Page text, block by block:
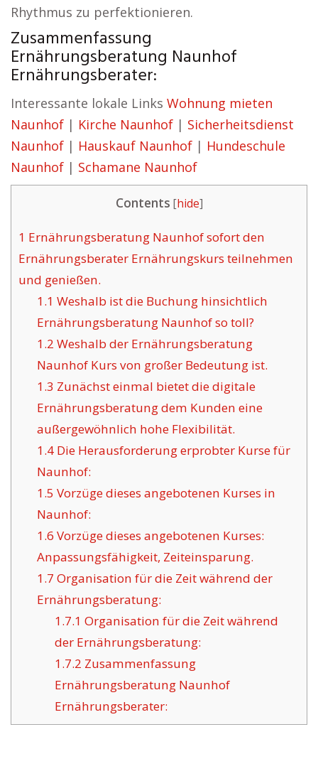
Rhythmus zu perfektionieren.
Zusammenfassung
Ernährungsberatung Naunhof
Ernährungsberater:
Interessante lokale Links Wohnung mieten
Naunhof | Kirche Naunhof | Sicherheitsdienst
Naunhof | Hauskauf Naunhof | Hundeschule
Naunhof | Schamane Naunhof
Contents [hide]
1 Ernährungsberatung Naunhof sofort den
Ernährungsberater Ernährungskurs teilnehmen
und genießen.
1.1 Weshalb ist die Buchung hinsichtlich
Ernährungsberatung Naunhof so toll?
1.2 Weshalb der Ernährungsberatung
Naunhof Kurs von großer Bedeutung ist.
1.3 Zunächst einmal bietet die digitale
Ernährungsberatung dem Kunden eine
außergewöhnlich hohe Flexibilität.
1.4Die Herausforderung erprobter Kurse für
Naunhof:
1.5 Vorzüge dieses angebotenen Kurses in
Naunhof:
1.6 Vorzüge dieses angebotenen Kurses:
Anpassungsfähigkeit, Zeiteinsparung.
1.7 Organisation für die Zeit während der
Ernährungsberatung:
1.7.1 Organisation für die Zeit während
der Ernährungsberatung:
1.7.2 Zusammenfassung
Ernährungsberatung Naunhof
Ernährungsberater: